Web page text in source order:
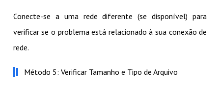
Conecte-se a uma rede diferente (se disponível) para
verificar se o problema está relacionado à sua conexão de
rede.
Método 5: Verificar Tamanho e Tipo de Arquivo